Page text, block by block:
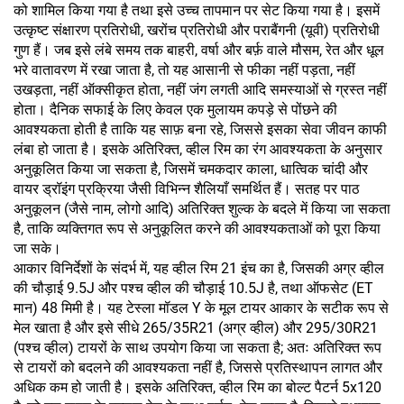
को शामिल किया गया है तथा इसे उच्च तापमान पर सेट किया गया है। इसमें
उत्कृष्ट संक्षारण प्रतिरोधी, खरोंच प्रतिरोधी और पराबैंगनी (यूवी) प्रतिरोधी
गुण हैं। जब इसे लंबे समय तक बाहरी, वर्षा और बर्फ़ वाले मौसम, रेत और धूल
भरे वातावरण में रखा जाता है, तो यह आसानी से फीका नहीं पड़ता, नहीं
उखड़ता, नहीं ऑक्सीकृत होता, नहीं जंग लगती आदि समस्याओं से ग्रस्त नहीं
होता। दैनिक सफाई के लिए केवल एक मुलायम कपड़े से पोंछने की
आवश्यकता होती है ताकि यह साफ़ बना रहे, जिससे इसका सेवा जीवन काफी
लंबा हो जाता है। इसके अतिरिक्त, व्हील रिम का रंग आवश्यकता के अनुसार
अनुकूलित किया जा सकता है, जिसमें चमकदार काला, धात्विक चांदी और
वायर ड्रॉइंग प्रक्रिया जैसी विभिन्न शैलियाँ समर्थित हैं। सतह पर पाठ
अनुकूलन (जैसे नाम, लोगो आदि) अतिरिक्त शुल्क के बदले में किया जा सकता
है, ताकि व्यक्तिगत रूप से अनुकूलित करने की आवश्यकताओं को पूरा किया
जा सके।
आकार विनिर्देशों के संदर्भ में, यह व्हील रिम 21 इंच का है, जिसकी अग्र व्हील
की चौड़ाई 9.5J और पश्च व्हील की चौड़ाई 10.5J है, तथा ऑफसेट (ET
मान) 48 मिमी है। यह टेस्ला मॉडल Y के मूल टायर आकार के सटीक रूप से
मेल खाता है और इसे सीधे 265/35R21 (अग्र व्हील) और 295/30R21
(पश्च व्हील) टायरों के साथ उपयोग किया जा सकता है; अतः अतिरिक्त रूप
से टायरों को बदलने की आवश्यकता नहीं है, जिससे प्रतिस्थापन लागत और
अधिक कम हो जाती है। इसके अतिरिक्त, व्हील रिम का बोल्ट पैटर्न 5x120